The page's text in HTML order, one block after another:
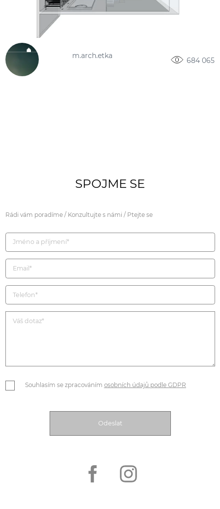
m.arch.etka
684 065
SPOJME SE
Rádi vám poradíme / Konzultujte s námi / Ptejte se
Souhlasím se zpracováním osobních údajů podle GDPR